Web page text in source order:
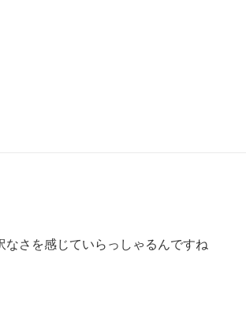
さを感じていらっしゃるんですね